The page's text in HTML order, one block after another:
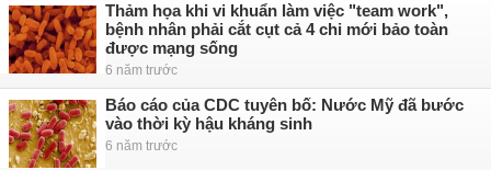
Thảm họa khi vi khuẩn làm việc "team work",
bệnh nhân phải cắt cụt cả 4 chi mới bảo toàn
được mạng sống
6 năm trước
Báo cáo của CDC tuyên bố: Nước Mỹ đã bước
vào thời kỳ hậu kháng sinh
6 năm trước